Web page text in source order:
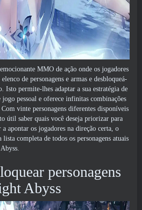
MMO de ação onde os jogadores
de personagens e armas e desbloqueá-
Isto permite-lhes adaptar a sua estratégia de
jogo pessoal e oferece infinitas combinações
vinte personagens diferentes disponíveis
útil saber quais você deseja priorizar para
a apontar os jogadores na direção certa, o
completa de todos os personagens atuais
personagens
Abyss